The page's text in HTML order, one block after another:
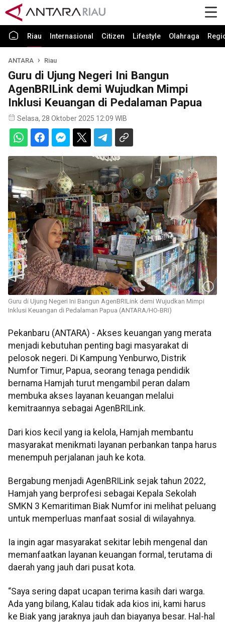
Riau Internasional Citizen Lifestyle Olahraga
ANTARA Riau
Guru di Ujung Negeri Ini Bangun
AgenBRILink demi Wujudkan Mimpi
Inklusi Keuangan di Pedalaman Papua
Selasa, 28 Oktober 2025 12:09 WIB
Guru di Ujung Negeri Ini Bangun AgenBRILink demi Wujudkan Mimpi
Inklusi Keuangan di Pedalaman Papua (ANTARA/HO-BRI)
Pekanbaru (ANTARA) - Akses keuangan yang merata
menjadi kebutuhan penting bagi masyarakat di
pelosok negeri. Di Kampung Yenburwo, Distrik
Numfor Timur, Papua, seorang tenaga pendidik
bernama Hamjah turut mengambil peran dalam
membuka akses layanan keuangan melalui
kemitraannya sebagai AgenBRILink.
Dari kios kecil yang ia kelola, Hamjah membantu
masyarakat menikmati layanan perbankan tanpa harus
menempuh perjalanan jauh ke kota.
Bergabung menjadi AgenBRILink sejak tahun 2022,
Hamjah yang berprofesi sebagai Kepala Sekolah
SMKN 3 Kemaritiman Biak Numfor ini melihat peluang
untuk memperluas manfaat sosial di wilayahnya.
Ia ingin agar masyarakat sekitar lebih mengenal dan
memanfaatkan layanan keuangan formal, terutama di
daerah yang jauh dari pusat kota.
“Saya sering dapat ucapan terima kasih dari warga.
Ada yang bilang, Kalau tidak ada kios ini, kami harus
ke Biak yang jaraknya jauh dan biayanya besar. Hal-hal